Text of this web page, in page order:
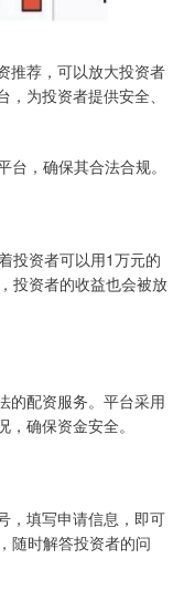
推荐，可以放大投资者
为投资者提供安全、
，确保其合法合规。
投资者可以用1万元的
投资者的收益也会被放
的配资服务。平台采用
确保资金安全。
，填写申请信息，即可
随时解答投资者的问